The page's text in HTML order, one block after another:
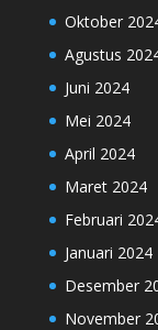
Oktober
Agustus
Juni 2024
Mei 2024
April 2024
Maret 2024
Februari
Januari 2024
Desember
November